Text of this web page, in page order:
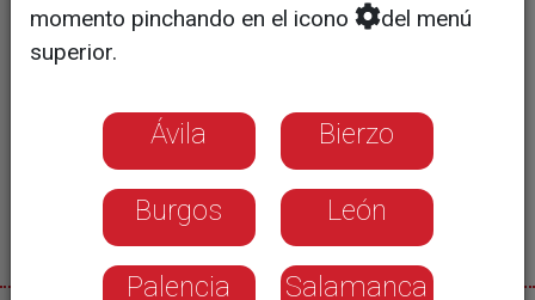
momento pinchando en el icono
del menú
superior.
Ávila Bierzo
Burgos León
Palencia Salamanca